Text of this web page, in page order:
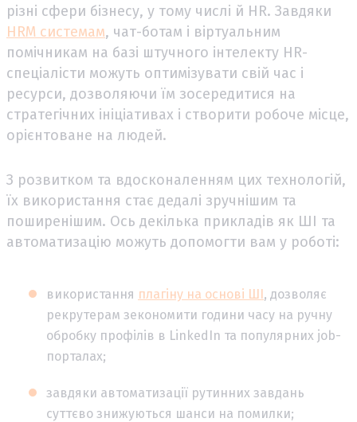
різні сфери бізнесу, у тому числі й HR. Завдяки
HRM системам, чат-ботам і віртуальним
помічникам на базі штучного інтелекту HR-
спеціалісти можуть оптимізувати свій час і
ресурси, дозволяючи їм зосередитися на
стратегічних ініціативах і створити робоче місце,
орієнтоване на людей.
З розвитком та вдосконаленням цих технологій,
їх використання стає дедалі зручнішим та
поширенішим. Ось декілька прикладів як ШІ та
автоматизацію можуть допомогти вам у роботі:
використання плагіну на основі ШІ, дозволяє
рекрутерам зекономити години часу на ручну
обробку профілів в LinkedIn та популярних job-
порталах;
завдяки автоматизації рутинних завдань
суттєво знижуються шанси на помилки;